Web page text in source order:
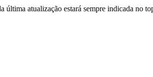
atualização estará sempre indicada no